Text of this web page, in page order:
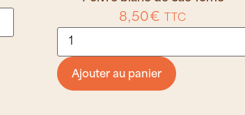
8,50€ TTC
Ajouter au panier